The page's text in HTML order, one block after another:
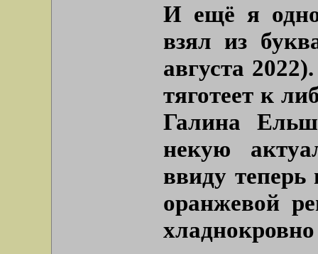
И ещё я
взял из
августа
тяготеет к
Галина
некую
ввиду
оранжевой